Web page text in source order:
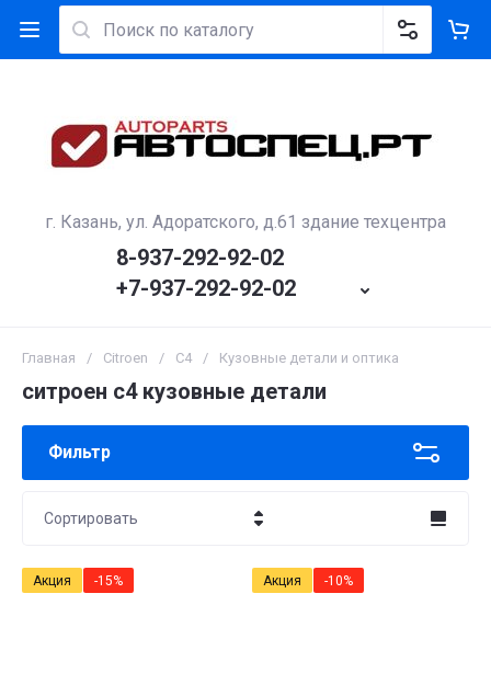
г. Казань, ул. Адоратского, д.61 здание техцентра
8-937-292-92-02
+7-937-292-92-02
Главная / Citroen / С4 / Кузовные детали и оптика
ситроен с4 кузовные детали
Фильтр
Сортировать
Акция -15% Акция -10%